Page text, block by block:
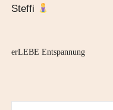
Steffi
erLEBE Entspannung